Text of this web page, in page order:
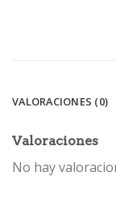
VALORACIONES (0)
Valoraciones
No hay